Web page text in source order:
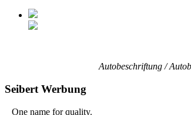
Autobeschriftung /
Seibert Werbung
One name for quality.